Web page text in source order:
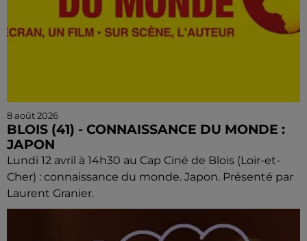
8 août 2026
BLOIS (41) - CONNAISSANCE DU MONDE :
JAPON
Lundi 12 avril à 14h30 au Cap Ciné de Blois (Loir-et-
Cher) : connaissance du monde. Japon. Présenté par
Laurent Granier.